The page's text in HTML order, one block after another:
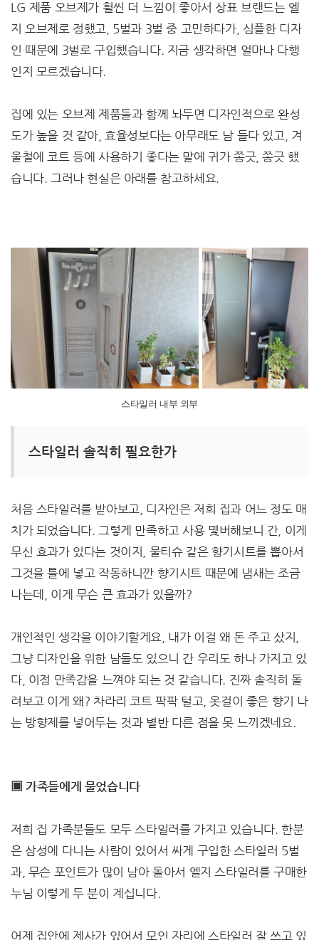
LG 제품 오브제가 훨씬 더 느낌이 좋아서 상표 브랜드는 엘
지 오브제로 정했고, 5벌과 3벌 중 고민하다가, 심플한 디자
인 때문에 3벌로 구입했습니다. 지금 생각하면 얼마나 다행
인지 모르겠습니다.
집에 있는 오브제 제품들과 함께 놔두면 디자인적으로 완성
도가 높을 것 같아, 효율성보다는 아무래도 남 들다 있고, 겨
울철에 코트 등에 사용하기 좋다는 말에 귀가 쫑긋, 쫑긋 했
습니다. 그러나 현실은 아래를 참고하세요.
스타일러 내부 외부
스타일러 솔직히 필요한가
처음 스타일러를 받아보고, 디자인은 저희 집과 어느 정도 매
치가 되었습니다. 그렇게 만족하고 사용 몇버해보니 간, 이게
무신 효과가 있다는 것이지, 물티슈 같은 향기시트를 뽑아서
그것을 틀에 넣고 작동하니깐 향기시트 때문에 냄새는 조금
나는데, 이게 무슨 큰 효과가 있을까?
개인적인 생각을 이야기할게요, 내가 이걸 왜 돈 주고 샀지,
그냥 디자인을 위한 남들도 있으니 간 우리도 하나 가지고 있
다, 이정 만족감을 느껴야 되는 것 같습니다. 진짜 솔직히 돌
려보고 이게 왜? 차라리 코트 팍팍 털고, 옷걸이 좋은 향기 나
는 방향제를 넣어두는 것과 별반 다른 점을 못 느끼겠네요.
▣ 가족들에게 물었습니다
저희 집 가족분들도 모두 스타일러를 가지고 있습니다. 한분
은 삼성에 다니는 사람이 있어서 싸게 구입한 스타일러 5벌
과, 무슨 포인트가 많이 남아 돌아서 엘지 스타일러를 구매한
누님 이렇게 두 분이 계십니다.
어제 집안에 제사가 있어서 모인 자리에 스타일러 잘 쓰고 있